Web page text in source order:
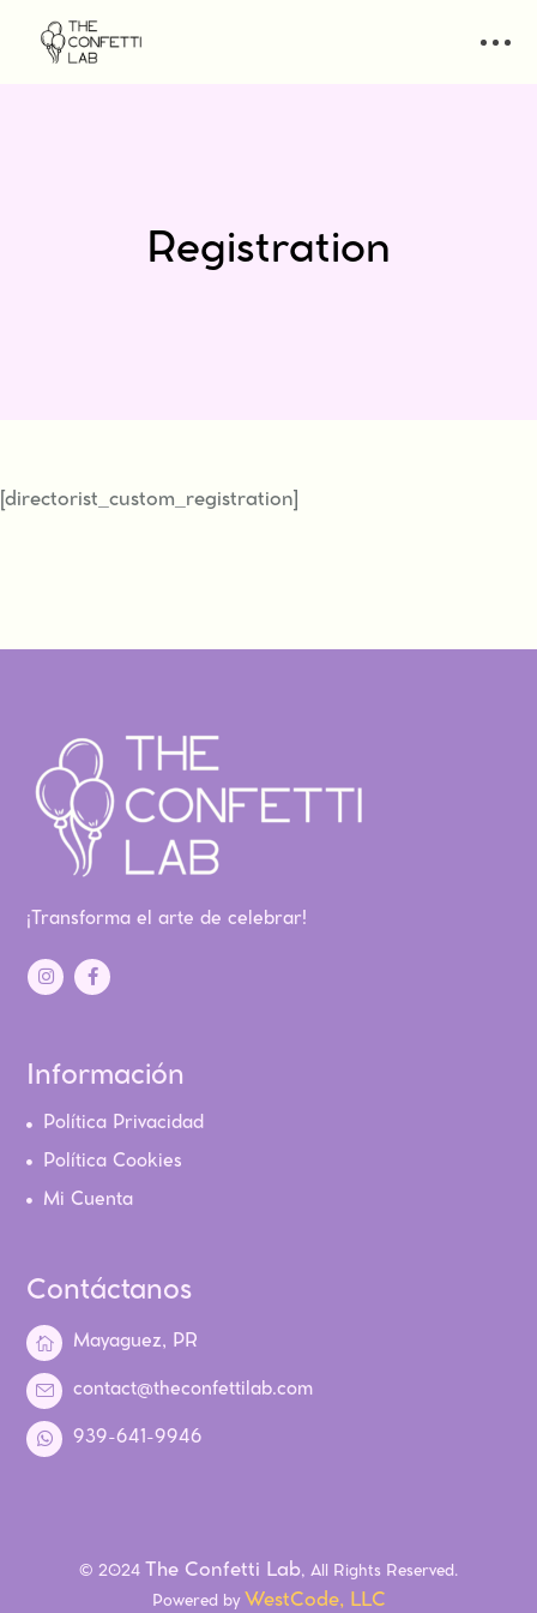
Registration
[directorist_custom_registration]
¡Transforma el arte de celebrar!
Información
Política Privacidad
Política Cookies
Mi Cuenta
Contáctanos
Mayaguez, PR
contact@theconfettilab.com
939-641-9946
© 2024 The Confetti Lab, All Rights Reserved.
Powered by WestCode, LLC